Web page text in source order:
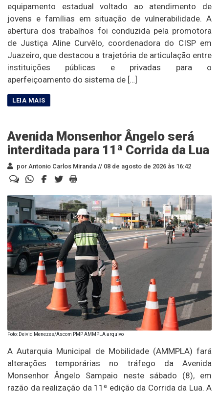
equipamento estadual voltado ao atendimento de
jovens e famílias em situação de vulnerabilidade. A
abertura dos trabalhos foi conduzida pela promotora
de Justiça Aline Curvêlo, coordenadora do CISP em
Juazeiro, que destacou a trajetória de articulação entre
instituições públicas e privadas para o
aperfeiçoamento do sistema de […]
Avenida Monsenhor Ângelo será
interditada para 11ª Corrida da Lua
por Antonio Carlos Miranda // 08 de agosto de 2026 às 16:42
Foto: Deivid Menezes/Ascom PMP AMMPLA arquivo
A Autarquia Municipal de Mobilidade (AMMPLA) fará
alterações temporárias no tráfego da Avenida
Monsenhor Ângelo Sampaio neste sábado (8), em
razão da realização da 11ª edição da Corrida da Lua. A